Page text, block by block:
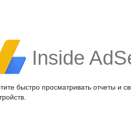
Inside
быстро просматривать отчеты и